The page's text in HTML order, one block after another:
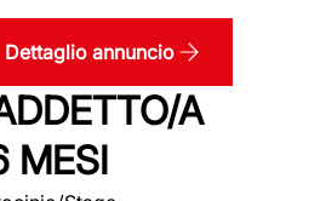
Dettaglio annuncio
A
MESI